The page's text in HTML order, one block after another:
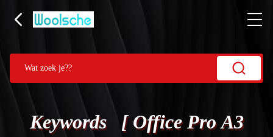
Keywords [ Office Pro A3